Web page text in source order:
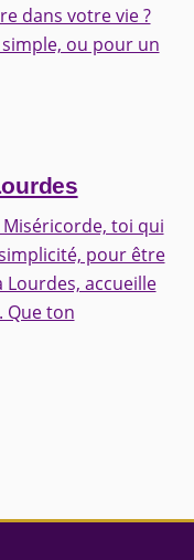
dans votre vie ?
ou pour un
Miséricorde, toi qui
pour être
accueille
Que ton